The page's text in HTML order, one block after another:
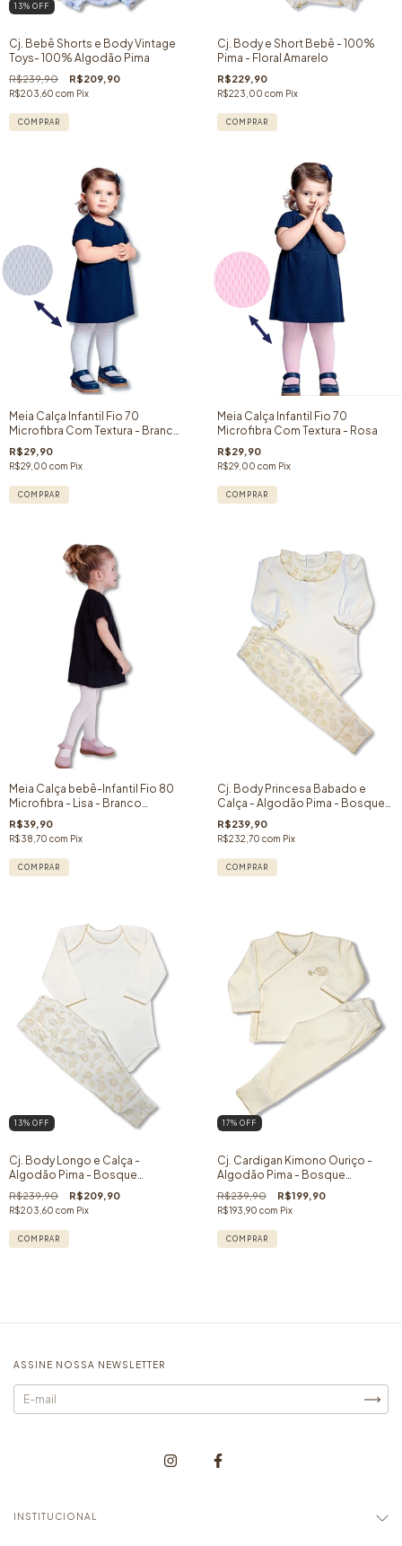
13% OFF
Cj. Bebê Shorts e Body Vintage
Toys- 100% Algodão Pima
R$239,90 R$209,90
R$203,60 com Pix
COMPRAR
Cj. Body e Short Bebê - 100%
Pima - Floral Amarelo
R$229,90
R$223,00 com Pix
COMPRAR
Meia Calça Infantil Fio 70
Microfibra Com Textura - Branco
Antartida
R$29,90
R$29,00 com Pix
COMPRAR
Meia Calça Infantil Fio 70
Microfibra Com Textura - Rosa
R$29,90
R$29,00 com Pix
COMPRAR
Meia Calça bebê-Infantil Fio 80
Microfibra - Lisa - Branco
Antartida
R$39,90
R$38,70 com Pix
COMPRAR
Cj. Body Princesa Babado e
Calça - Algodão Pima - Bosque
Encantado- 02 peças - Menina
R$239,90
R$232,70 com Pix
COMPRAR
13% OFF
Cj. Body Longo e Calça -
Algodão Pima - Bosque
Encantado- 02 peças
R$239,90 R$209,90
R$203,60 com Pix
COMPRAR
17% OFF
Cj. Cardigan Kimono Ouriço -
Algodão Pima - Bosque
Encantado- 02 peças
R$239,90 R$199,90
R$193,90 com Pix
COMPRAR
ASSINE NOSSA NEWSLETTER
INSTITUCIONAL